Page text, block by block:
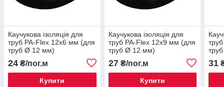
Каучукова ізоляція для
труб PA-Flex 12х6 мм (для
труб Ø 12 мм)
24 ₴/пог.м
Купити
Каучукова ізоляція для
труб PA-Flex 12х9 мм (для
труб Ø 12 мм)
27₴/пог.м
Купити
31